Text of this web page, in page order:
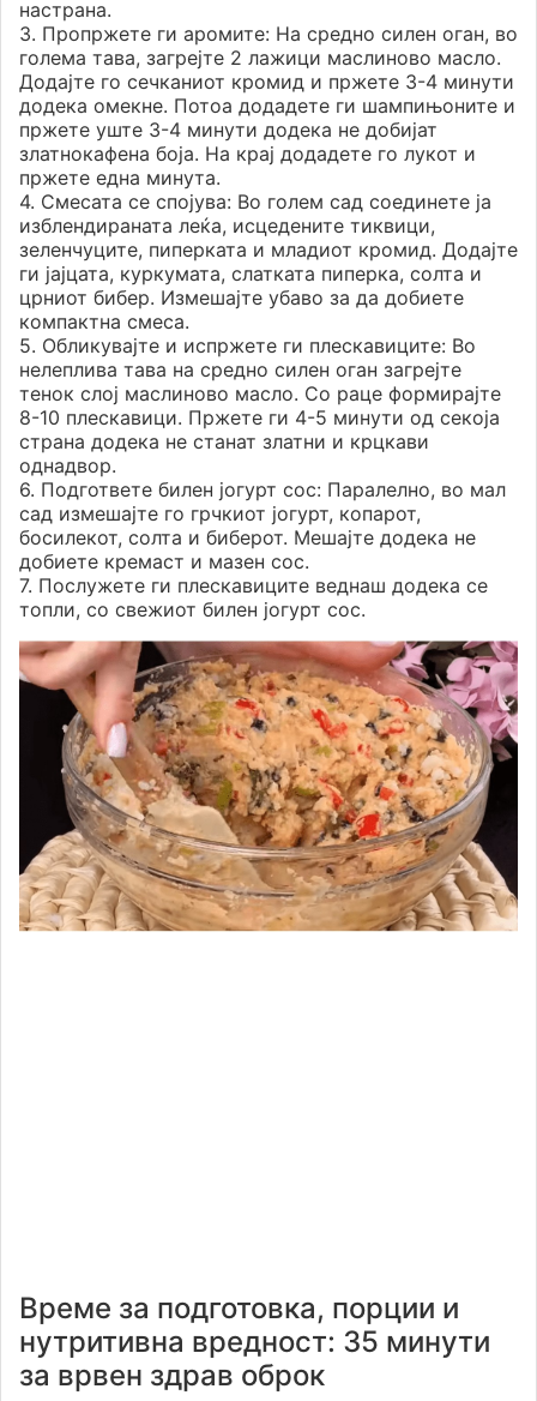
настрана.
3. Пропржете ги аромите: На средно силен оган, во
голема тава, загрејте 2 лажици маслиново масло.
Додајте го сечканиот кромид и пржете 3-4 минути
додека омекне. Потоа додадете ги шампињоните и
пржете уште 3-4 минути додека не добијат
златнокафена боја. На крај додадете го лукот и
пржете една минута.
4. Смесата се спојува: Во голем сад соединете ја
изблендираната леќа, исцедените тиквици,
зеленчуците, пиперката и младиот кромид. Додајте
ги јајцата, куркумата, слатката пиперка, солта и
црниот бибер. Измешајте убаво за да добиете
компактна смеса.
5. Обликувајте и испржете ги плескавиците: Во
нелеплива тава на средно силен оган загрејте
тенок слој маслиново масло. Со раце формирајте
8-10 плескавици. Пржете ги 4-5 минути од секоја
страна додека не станат златни и крцкави
однадвор.
6. Подгответе билен јогурт сос: Паралелно, во мал
сад измешајте го грчкиот јогурт, копарот,
босилекот, солта и биберот. Мешајте додека не
добиете кремаст и мазен сос.
7. Послужете ги плескавиците веднаш додека се
топли, со свежиот билен јогурт сос.
Време за подготовка, порции и
нутритивна вредност: 35 минути
за врвен здрав оброк